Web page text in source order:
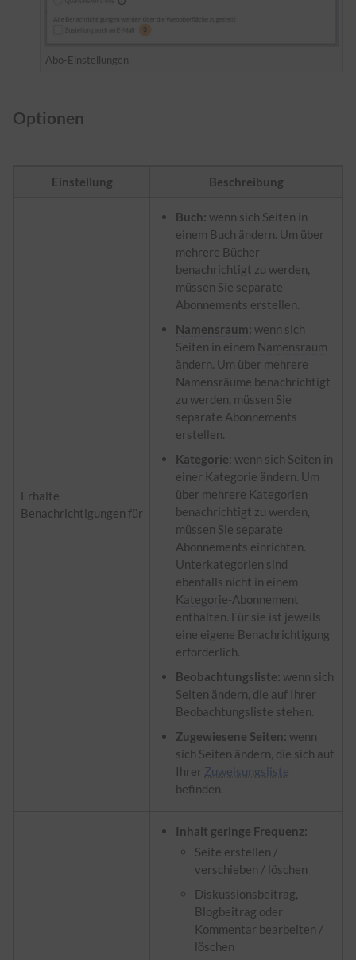
Abo-Einstellungen
Optionen
Einstellung Beschreibung
Erhalte
Benachrichtigungen für
Buch: wenn sich Seiten in
einem Buch ändern. Um über
mehrere Bücher
benachrichtigt zu werden,
müssen Sie separate
Abonnements erstellen.
Namensraum: wenn sich
Seiten in einem Namensraum
ändern. Um über mehrere
Namensräume benachrichtigt
zu werden, müssen Sie
separate Abonnements
erstellen.
Kategorie: wenn sich Seiten in
einer Kategorie ändern. Um
über mehrere Kategorien
benachrichtigt zu werden,
müssen Sie separate
Abonnements einrichten.
Unterkategorien sind
ebenfalls nicht in einem
Kategorie-Abonnement
enthalten. Für sie ist jeweils
eine eigene Benachrichtigung
erforderlich.
Beobachtungsliste: wenn sich
Seiten ändern, die auf Ihrer
Beobachtungsliste stehen.
Zugewiesene Seiten: wenn
sich Seiten ändern, die sich auf
Ihrer Zuweisungsliste
befinden.
Inhalt geringe Frequenz:
Seite erstellen /
verschieben / löschen
Diskussionsbeitrag,
Blogbeitrag oder
Kommentar bearbeiten /
löschen